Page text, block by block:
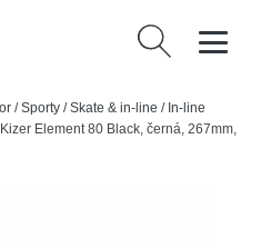
Vyhledávání
/Sporty /Skate & in-line / In-line
Element 80 Black, černá, 267mm,